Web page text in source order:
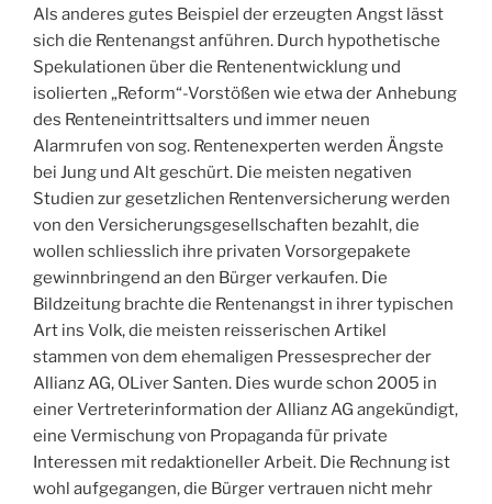
Als anderes gutes Beispiel der erzeugten Angst lässt
sich die Rentenangst anführen. Durch hypothetische
Spekulationen über die Rentenentwicklung und
isolierten „Reform“-Vorstößen wie etwa der Anhebung
des Renteneintrittsalters und immer neuen
Alarmrufen von sog. Rentenexperten werden Ängste
bei Jung und Alt geschürt. Die meisten negativen
Studien zur gesetzlichen Rentenversicherung werden
von den Versicherungsgesellschaften bezahlt, die
wollen schliesslich ihre privaten Vorsorgepakete
gewinnbringend an den Bürger verkaufen. Die
Bildzeitung brachte die Rentenangst in ihrer typischen
Art ins Volk, die meisten reisserischen Artikel
stammen von dem ehemaligen Pressesprecher der
Allianz AG, OLiver Santen. Dies wurde schon 2005 in
einer Vertreterinformation der Allianz AG angekündigt,
eine Vermischung von Propaganda für private
Interessen mit redaktioneller Arbeit. Die Rechnung ist
wohl aufgegangen, die Bürger vertrauen nicht mehr